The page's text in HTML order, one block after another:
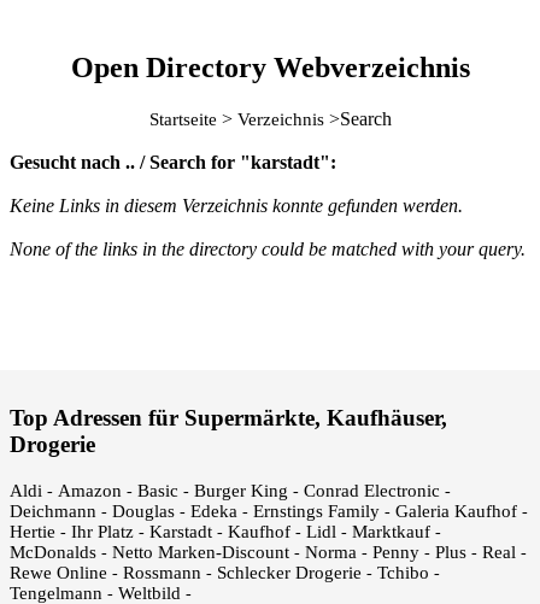
Open Directory Webverzeichnis
Startseite > Verzeichnis>Search
Gesucht nach .. / Search for "karstadt":
Keine Links in diesem Verzeichnis konnte gefunden werden.
None of the links in the directory could be matched with your query.
Top Adressen für Supermärkte, Kaufhäuser,
Drogerie
Aldi - Amazon - Basic - Burger King - Conrad Electronic -
Deichmann - Douglas - Edeka - Ernstings Family - Galeria Kaufhof -
Hertie - Ihr Platz - Karstadt - Kaufhof - Lidl - Marktkauf -
McDonalds - Netto Marken-Discount - Norma - Penny - Plus - Real -
Rewe Online - Rossmann - Schlecker Drogerie - Tchibo -
Tengelmann - Weltbild -